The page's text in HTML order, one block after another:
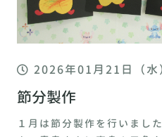
2026年01月21日（水
節分製作
１月は節分製作を行いまし